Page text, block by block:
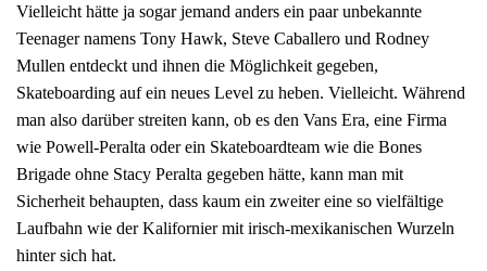
Vielleicht hätte ja sogar jemand anders ein paar unbekannte
Teenager namens Tony Hawk, Steve Caballero und Rodney
Mullen entdeckt und ihnen die Möglichkeit gegeben,
Skateboarding auf ein neues Level zu heben. Vielleicht. Während
man also darüber streiten kann, ob es den Vans Era, eine Firma
wie Powell-Peralta oder ein Skateboardteam wie die Bones
Brigade ohne Stacy Peralta gegeben hätte, kann man mit
Sicherheit behaupten, dass kaum ein zweiter eine so vielfältige
Laufbahn wie der Kalifornier mit irisch-mexikanischen Wurzeln
hinter sich hat.